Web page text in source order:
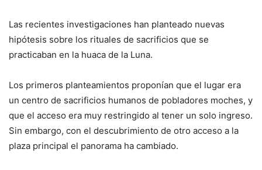
Las recientes investigaciones han planteado nuevas
hipótesis sobre los rituales de sacrificios que se
practicaban en la huaca de la Luna.
Los primeros planteamientos proponían que el lugar era
un centro de sacrificios humanos de pobladores moches, y
que el acceso era muy restringido al tener un solo ingreso.
Sin embargo, con el descubrimiento de otro acceso a la
plaza principal el panorama ha cambiado.